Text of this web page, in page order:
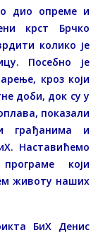
дио опреме и
крст Брчко
колико је
Посебно је
кроз који
доби, док су у
показали
грађанима и
Наставићемо
који
животу наших
БиХ Денис